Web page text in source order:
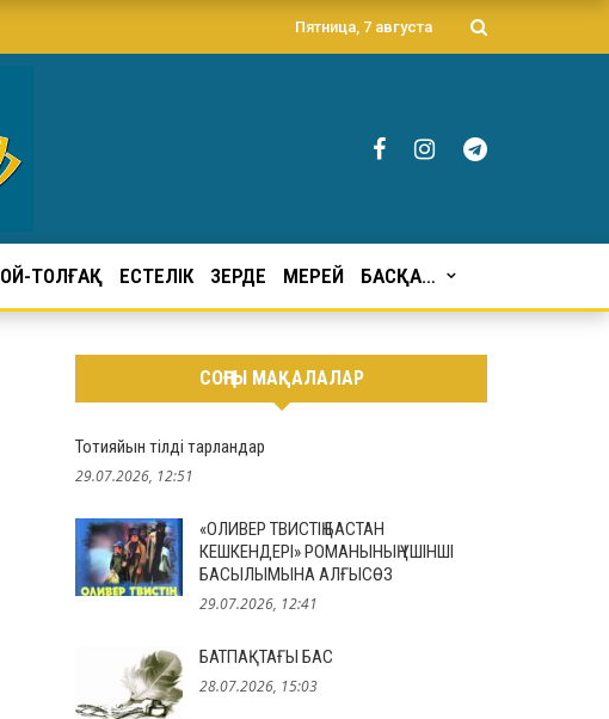
Пятница, 7 августа
ОЙ-ТОЛҒАҚ ЕСТЕЛІК ЗЕРДЕ МЕРЕЙ БАСҚА…
СОҢҒЫ МАҚАЛАЛАР
Тотияйын тілді тарландар
29.07.2026, 12:51
«ОЛИВЕР ТВИСТІҢ БАСТАН
КЕШКЕНДЕРІ» РОМАНЫНЫҢ ҮШІНШІ
БАСЫЛЫМЫНА АЛҒЫСӨЗ
29.07.2026, 12:41
БАТПАҚТАҒЫ БАС
28.07.2026, 15:03